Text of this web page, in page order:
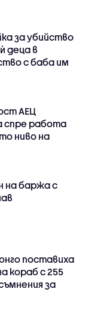
за убийство
деца в
с баба им
АЕЦ
спре работа
ниво на
на баржа с
поставиха
кораб с 255
за